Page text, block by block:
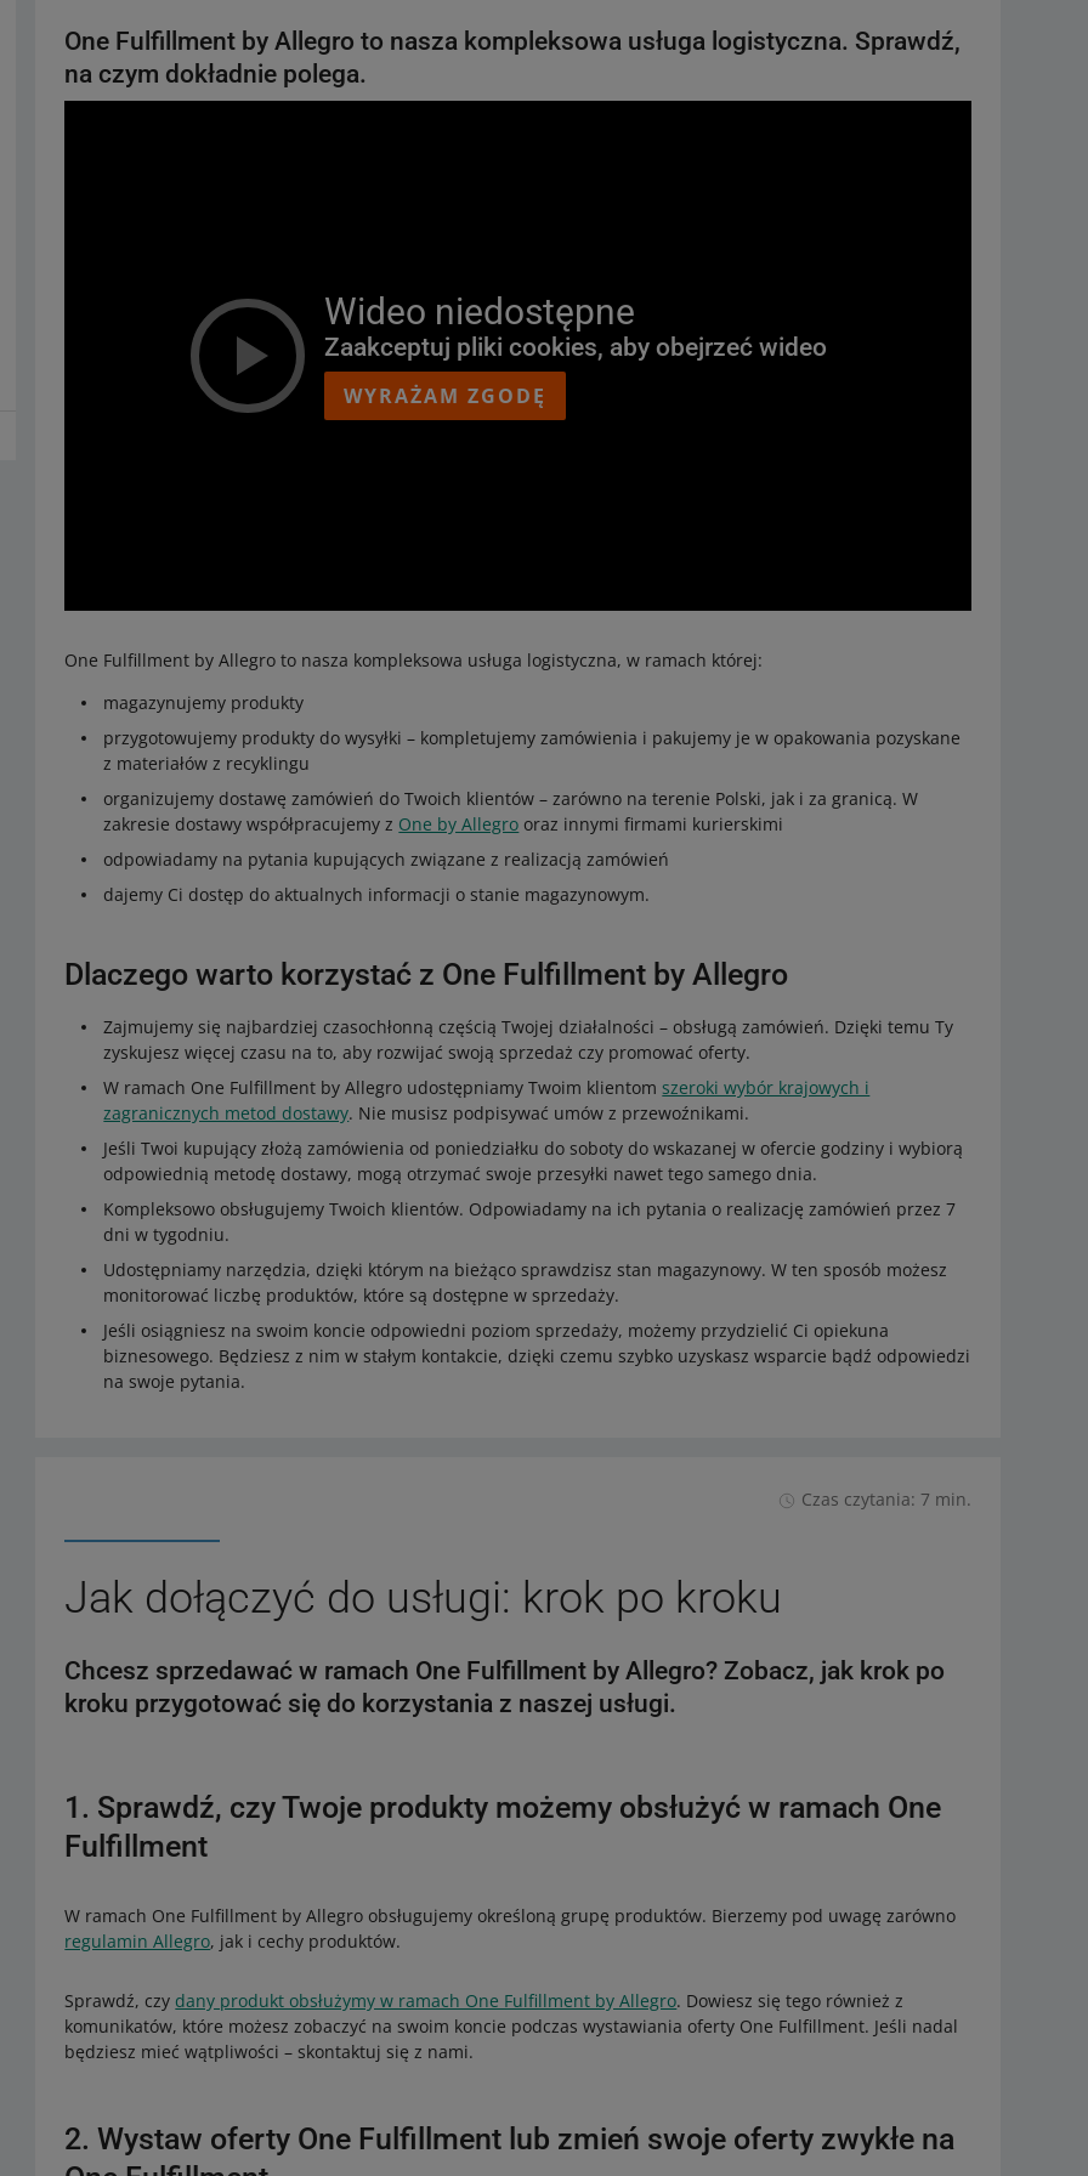
One Fulfillment by Allegro to nasza kompleksowa usługa logistyczna. Sprawdź,
na czym dokładnie polega.
Wideo niedostępne
Zaakceptuj pliki cookies, aby obejrzeć wideo
WYRAŻAM ZGODĘ
One Fulfillment by Allegro to nasza kompleksowa usługa logistyczna, w ramach której:
magazynujemy produkty
przygotowujemy produkty do wysyłki – kompletujemy zamówienia i pakujemy je w opakowania pozyskane
z materiałów z recyklingu
organizujemy dostawę zamówień do Twoich klientów – zarówno na terenie Polski, jak i za granicą. W
zakresie dostawy współpracujemy z One by Allegro oraz innymi firmami kurierskimi
odpowiadamy na pytania kupujących związane z realizacją zamówień
dajemy Ci dostęp do aktualnych informacji o stanie magazynowym.
Dlaczego warto korzystać z One Fulfillment by Allegro
Zajmujemy się najbardziej czasochłonną częścią Twojej działalności – obsługą zamówień. Dzięki temu Ty
zyskujesz więcej czasu na to, aby rozwijać swoją sprzedaż czy promować oferty.
W ramach One Fulfillment by Allegro udostępniamy Twoim klientomszeroki wybór krajowych i
zagranicznych metod dostawy. Nie musisz podpisywać umów z przewoźnikami.
Jeśli Twoi kupujący złożą zamówienia od poniedziałku do soboty do wskazanej w ofercie godziny i wybiorą
odpowiednią metodę dostawy, mogą otrzymać swoje przesyłki nawet tego samego dnia.
Kompleksowo obsługujemy Twoich klientów. Odpowiadamy na ich pytania o realizację zamówień przez 7
dni w tygodniu.
Udostępniamy narzędzia, dzięki którym na bieżąco sprawdzisz stan magazynowy. W ten sposób możesz
monitorować liczbę produktów, które są dostępne w sprzedaży.
Jeśli osiągniesz na swoim koncie odpowiedni poziom sprzedaży, możemy przydzielić Ci opiekuna
biznesowego. Będziesz z nim w stałym kontakcie, dzięki czemu szybko uzyskasz wsparcie bądź odpowiedzi
na swoje pytania.
Czas czytania: 7 min.
Jak dołączyć do usługi: krok po kroku
Chcesz sprzedawać w ramach One Fulfillment by Allegro? Zobacz, jak krok po
kroku przygotować się do korzystania z naszej usługi.
1. Sprawdź, czy Twoje produkty możemy obsłużyć w ramach One
Fulfillment
W ramach One Fulfillment by Allegro obsługujemy określoną grupę produktów. Bierzemy pod uwagę zarówno
regulamin Allegro, jak i cechy produktów.
Sprawdź, czy dany produkt obsłużymy w ramach One Fulfillment by Allegro. Dowiesz się tego również z
komunikatów, które możesz zobaczyć na swoim koncie podczas wystawiania oferty One Fulfillment. Jeśli nadal
będziesz mieć wątpliwości – skontaktuj się z nami.
2. Wystaw oferty One Fulfillment lub zmień swoje oferty zwykłe na